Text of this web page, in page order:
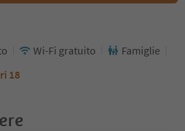
Wi-Fi gratuito
Famiglie
18